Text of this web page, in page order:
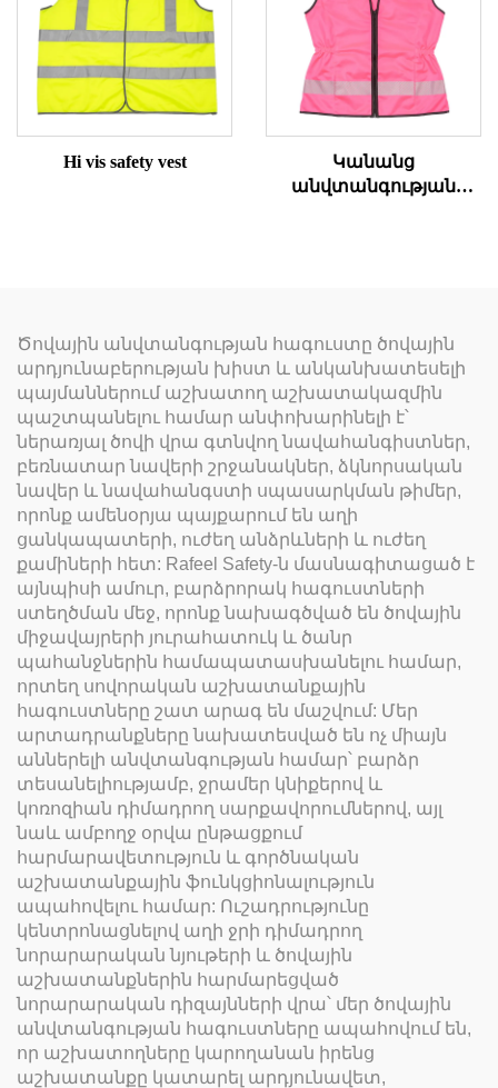
Hi vis safety vest
Կանանց
անվտանգության
Ծովային անվտանգության հագուստը ծովային
արդյունաբերության խիստ և անկանխատեսելի
պայմաններում աշխատող աշխատակազմին
պաշտպանելու համար անփոխարինելի է՝
ներառյալ ծովի վրա գտնվող նավահանգիստներ,
բեռնատար նավերի շրջանակներ, ձկնորսական
նավեր և նավահանգստի սպասարկման թիմեր,
որոնք ամենօրյա պայքարում են աղի
ցանկապատերի, ուժեղ անձրևների և ուժեղ
քամիների հետ: Rafeel Safety-ն մասնագիտացած է
այնպիսի ամուր, բարձրորակ հագուստների
ստեղծման մեջ, որոնք նախագծված են ծովային
միջավայրերի յուրահատուկ և ծանր
պահանջներին համապատասխանելու համար,
որտեղ սովորական աշխատանքային
հագուստները շատ արագ են մաշվում: Մեր
արտադրանքները նախատեսված են ոչ միայն
աններելի անվտանգության համար՝ բարձր
տեսանելիությամբ, ջրամեր կնիքերով և
կոռոզիան դիմադրող սարքավորումներով, այլ
նաև ամբողջ օրվա ընթացքում
հարմարավետություն և գործնական
աշխատանքային ֆունկցիոնալություն
ապահովելու համար: Ուշադրությունը
կենտրոնացնելով աղի ջրի դիմադրող
նորարարական նյութերի և ծովային
աշխատանքներին հարմարեցված
նորարարական դիզայնների վրա՝ մեր ծովային
անվտանգության հագուստները ապահովում են,
որ աշխատողները կարողանան իրենց
աշխատանքը կատարել արդյունավետ,